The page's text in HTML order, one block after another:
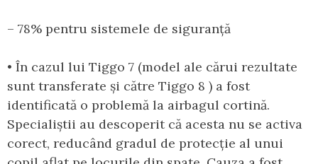
– 78% pentru sistemele de siguranță
• În cazul lui Tiggo 7 (model ale cărui rezultate
sunt transferate și către Tiggo 8 ) a fost
identificată o problemă la airbagul cortină.
Specialiștii au descoperit că acesta nu se activa
corect, reducând gradul de protecție al unui